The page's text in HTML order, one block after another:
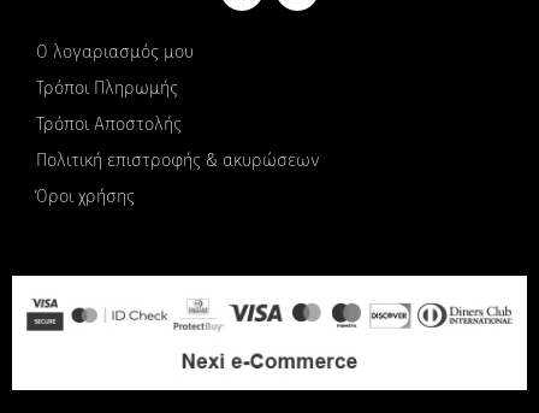
Ο λογαριασμός μου
Τρόποι Πληρωμής
Τρόποι Αποστολής
Πολιτική επιστροφής & ακυρώσεων
Όροι χρήσης